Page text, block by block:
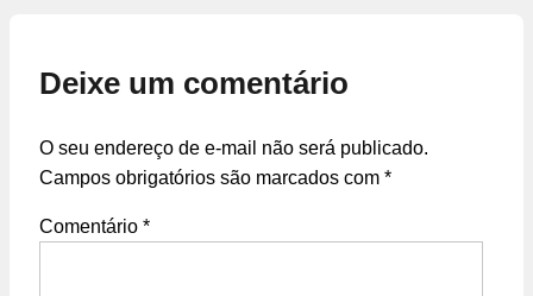
Deixe um comentário
O seu endereço de e-mail não será publicado.
Campos obrigatórios são marcados com *
Comentário *